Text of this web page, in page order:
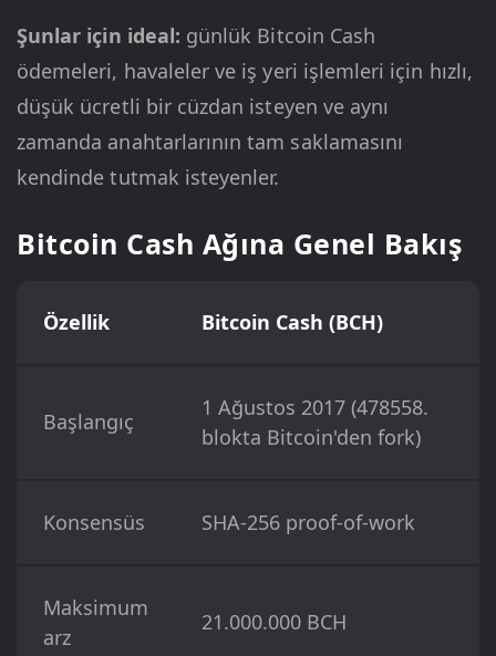
Şunlar için ideal: günlük Bitcoin Cash
ödemeleri, havaleler ve iş yeri işlemleri için hızlı,
düşük ücretli bir cüzdan isteyen ve aynı
zamanda anahtarlarının tam saklamasını
kendinde tutmak isteyenler.
Bitcoin Cash Ağına Genel Bakış
Özellik Bitcoin Cash (BCH)
Başlangıç
1 Ağustos 2017 (478558.
blokta Bitcoin'den fork)
Konsensüs SHA-256 proof-of-work
Maksimum
arz
21.000.000 BCH